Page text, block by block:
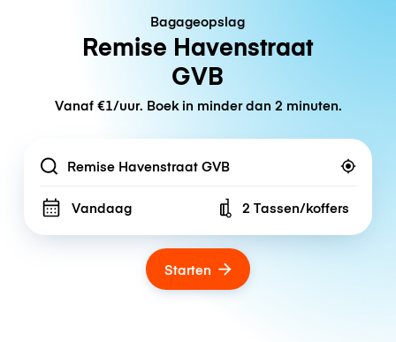
Bagageopslag
Remise Havenstraat
GVB
Vanaf €1/uur. Boek in minder dan 2 minuten.
Location
Vandaag Number of bags
2 Tassen/koffers
Starten